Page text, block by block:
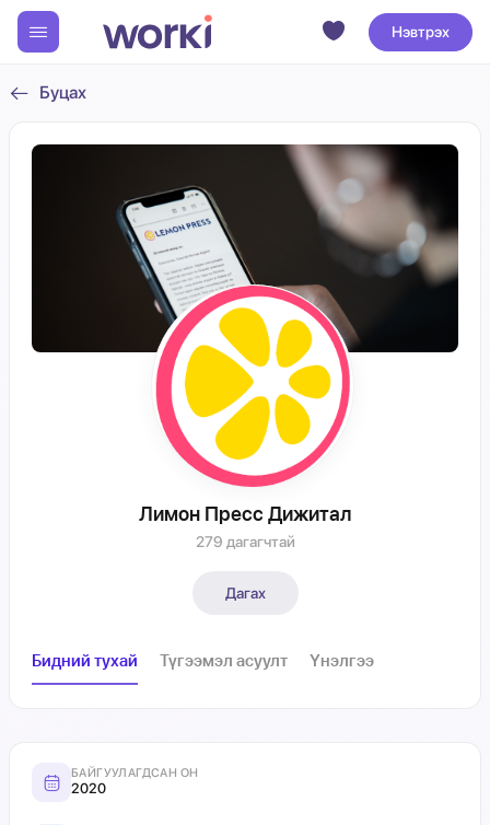
Нэвтрэх
Буцах
Лимон Пресс Дижитал
279 дагагчтай
Дагах
Бидний тухай Түгээмэл асуулт Үнэлгээ
БАЙГУУЛАГДСАН ОН
2020